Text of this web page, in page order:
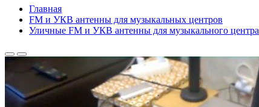
Главная
FM и УКВ антенны для музыкальных центров
Уличные FM и УКВ антенны для музыкального центра